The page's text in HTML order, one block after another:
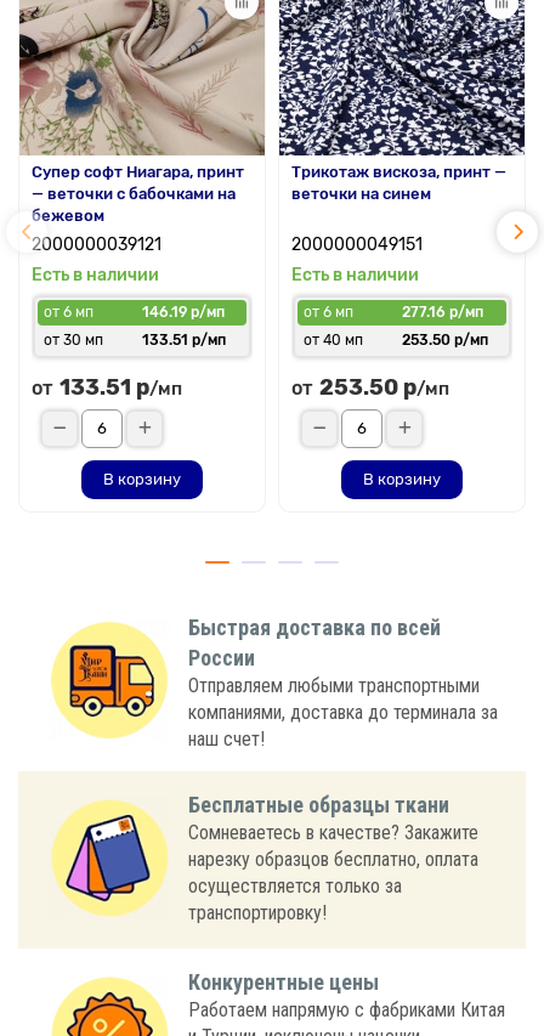
Супер софт Ниагара, принт
— веточки с бабочками на
бежевом
2000000039121
Есть в наличии
от 6 мп
146.19 р/мп
от 30 мп
133.51 р/мп
от 133.51 р/мп
В корзину
Трикотаж вискоза, принт —
веточки на синем
2000000049151
Есть в наличии
от 6 мп
277.16 р/мп
от 40 мп
253.50 р/мп
от 253.50 р/мп
В корзину
Быстрая доставка по всей
России
Отправляем любыми транспортными
компаниями, доставка до терминала за
наш счет!
Бесплатные образцы ткани
Сомневаетесь в качестве? Закажите
нарезку образцов бесплатно, оплата
осуществляется только за
транспортировку!
Конкурентные цены
Работаем напрямую с фабриками Китая